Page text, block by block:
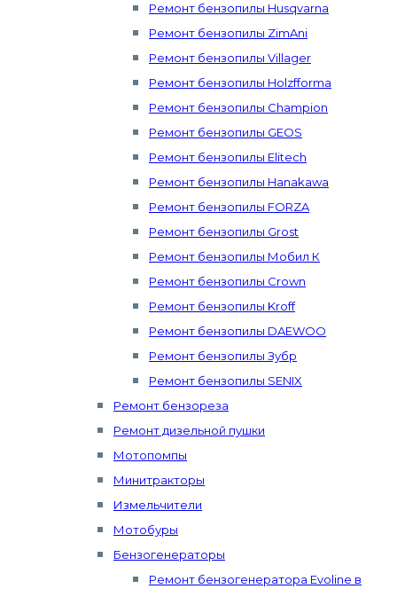
Ремонт бензопилы Husqvarna
Ремонт бензопилы ZimAni
Ремонт бензопилы Villager
Ремонт бензопилы Holzfforma
Ремонт бензопилы Champion
Ремонт бензопилы GEOS
Ремонт бензопилы Elitech
Ремонт бензопилы Hanakawa
Ремонт бензопилы FORZA
Ремонт бензопилы Grost
Ремонт бензопилы Мобил К
Ремонт бензопилы Crown
Ремонт бензопилы Kroff
Ремонт бензопилы DAEWOO
Ремонт бензопилы Зубр
Ремонт бензопилы SENIX
Ремонт бензореза
Ремонт дизельной пушки
Мотопомпы
Минитракторы
Измельчители
Мотобуры
Бензогенераторы
Ремонт бензогенератора Evoline в